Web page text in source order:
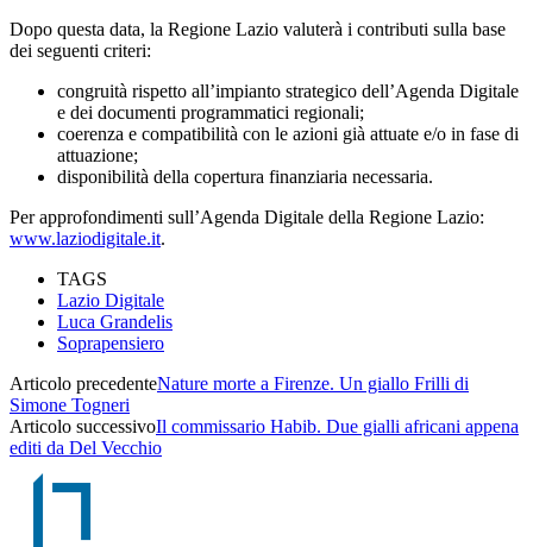
Dopo questa data, la Regione Lazio valuterà i contributi sulla base
dei seguenti criteri:
congruità rispetto all’impianto strategico dell’Agenda Digitale
e dei documenti programmatici regionali;
coerenza e compatibilità con le azioni già attuate e/o in fase di
attuazione;
disponibilità della copertura finanziaria necessaria.
Per approfondimenti sull’Agenda Digitale della Regione Lazio:
www.laziodigitale.it.
TAGS
Lazio Digitale
Luca Grandelis
Soprapensiero
Articolo precedenteNature morte a Firenze. Un giallo Frilli di
Simone Togneri
Articolo successivoIl commissario Habib. Due gialli africani appena
editi da Del Vecchio